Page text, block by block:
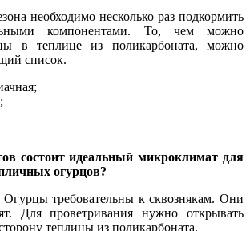
необходимо несколько раз подкормить
компонентами. То, чем можно
в теплице из поликарбоната, можно
список.
состоит идеальный микроклимат для
огурцов?
требовательны к сквознякам. Они
Для проветривания нужно открывать
теплицы из поликарбоната.